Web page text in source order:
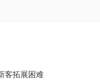
客拓展困难